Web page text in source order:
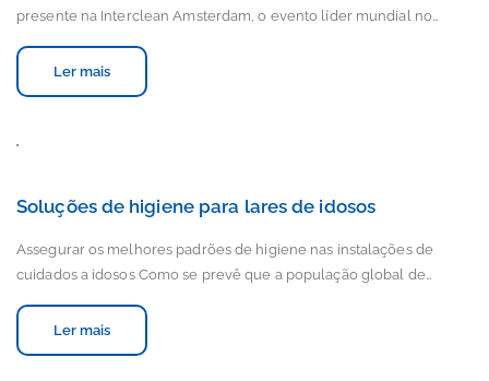
presente na Interclean Amsterdam, o evento líder mundial no…
Ler mais
Soluções de higiene para lares de idosos
Assegurar os melhores padrões de higiene nas instalações de
cuidados a idosos Como se prevê que a população global de…
Ler mais